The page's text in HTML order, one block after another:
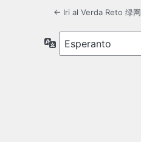
← Iri al Verda Reto 绿网
Lingvo